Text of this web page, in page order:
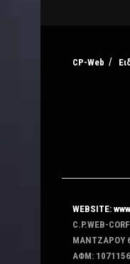
CP-Web
WEBSITE:
C.P.WEB-
MANTZAΡΟΥ
ΑΦΜ: